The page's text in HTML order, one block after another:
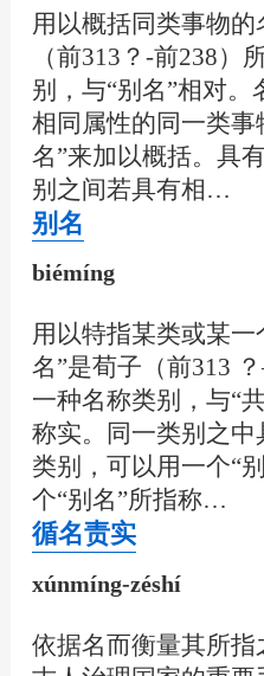
用以概括同类事物的
（前313？-前238）
别，与“别名”相对
相同属性的同一类事
名”来加以概括。具
别之间若具有相…
别名
biémíng
用以特指某类或某一
名”是荀子（前313
一种名称类别，与“
称实。同一类别之
类别，可以用一个“
个“别名”所指称…
循名责实
xúnmíng-zéshí
依据名而衡量其所指